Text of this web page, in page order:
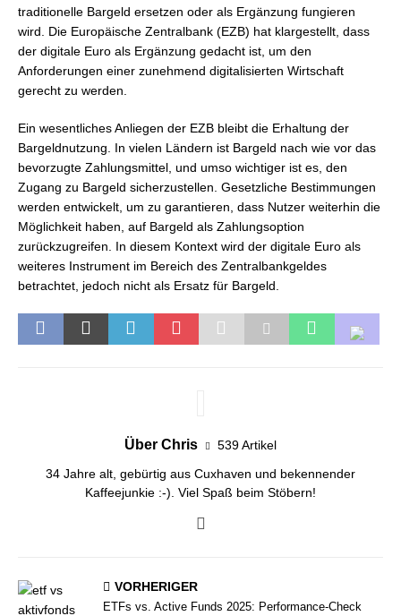
traditionelle Bargeld ersetzen oder als Ergänzung fungieren
wird. Die Europäische Zentralbank (EZB) hat klargestellt, dass
der digitale Euro als Ergänzung gedacht ist, um den
Anforderungen einer zunehmend digitalisierten Wirtschaft
gerecht zu werden.
Ein wesentliches Anliegen der EZB bleibt die Erhaltung der
Bargeldnutzung. In vielen Ländern ist Bargeld nach wie vor das
bevorzugte Zahlungsmittel, und umso wichtiger ist es, den
Zugang zu Bargeld sicherzustellen. Gesetzliche Bestimmungen
werden entwickelt, um zu garantieren, dass Nutzer weiterhin die
Möglichkeit haben, auf Bargeld als Zahlungsoption
zurückzugreifen. In diesem Kontext wird der digitale Euro als
weiteres Instrument im Bereich des Zentralbankgeldes
betrachtet, jedoch nicht als Ersatz für Bargeld.
Über Chris 539 Artikel
34 Jahre alt, gebürtig aus Cuxhaven und bekennender
Kaffeejunkie :-). Viel Spaß beim Stöbern!
VORHERIGER
ETFs vs. Active Funds 2025: Performance-Check